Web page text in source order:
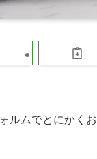
ルムでとにかくお